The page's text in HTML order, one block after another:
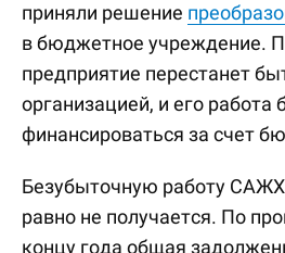
приняли решение
в бюджетное учреждение.
предприятие перестанет
организацией, и его работа
финансироваться за счет
Безубыточную работу САЖХ
равно не получается. По
концу года общая